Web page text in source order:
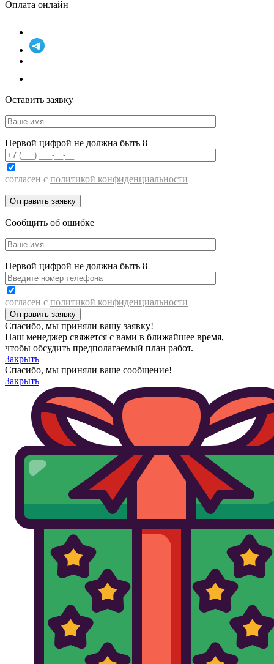
Оплата онлайн
Оставить заявку
Первой цифрой не должна быть 8
согласен с политикой конфиденциальности
Сообщить об ошибке
Первой цифрой не должна быть 8
согласен с политикой конфиденциальности
Спасибо, мы приняли вашу заявку!
Наш менеджер свяжется с вами в ближайшее время,
чтобы обсудить предполагаемый план работ.
Закрыть
Спасибо, мы приняли ваше сообщение!
Закрыть